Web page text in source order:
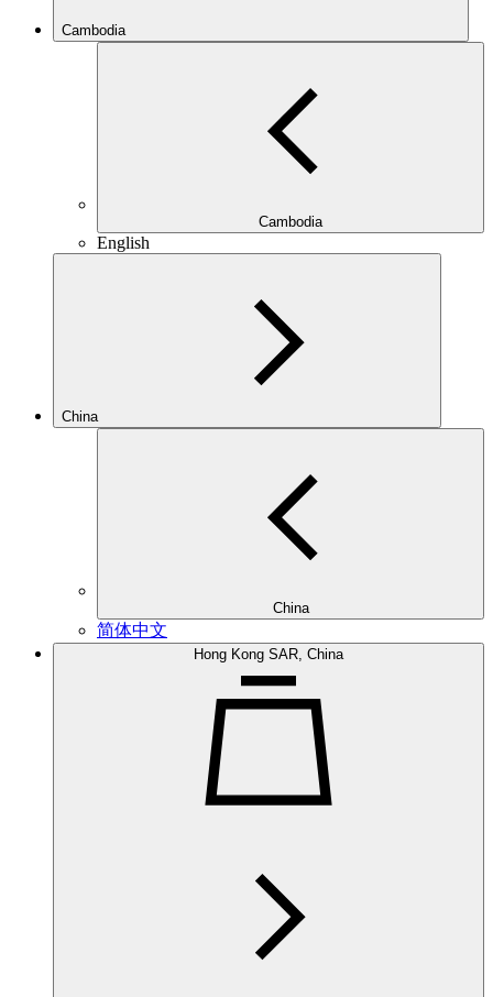
Cambodia
Cambodia
English
China
China
简体中文
Hong Kong SAR, China